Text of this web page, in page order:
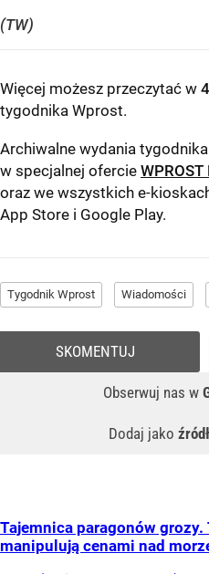
(TW)
Więcej możesz przeczytać w
tygodnika Wprost.
Archiwalne wydania
w specjalnej ofercie WPROST
oraz we wszystkich e-
App Store i Google Play.
Tygodnik Wprost Wiadomości
Obserwuj nas w
Dodaj jako
SKOMENTUJ
Tajemnica paragonów
manipulują cenami nad